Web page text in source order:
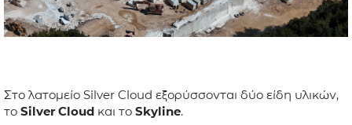
Στο λατομείο Silver Cloud εξορύσσονται δύο είδη υλικών,
το Silver Cloud και το Skyline.